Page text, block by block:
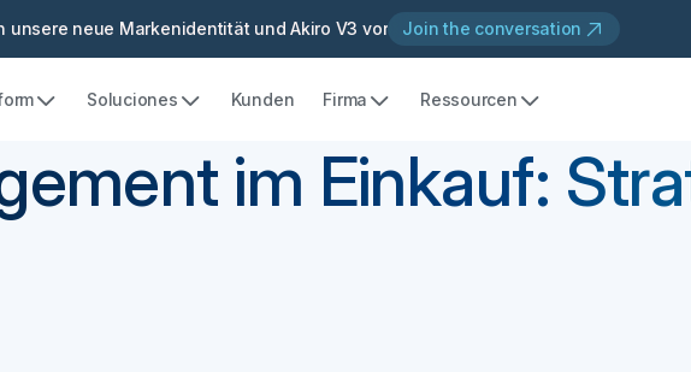
unsere neue Markenidentität und Akiro V3 vor Join the conversation
Soluciones Kunden Firma Ressourcen
im Einkauf: